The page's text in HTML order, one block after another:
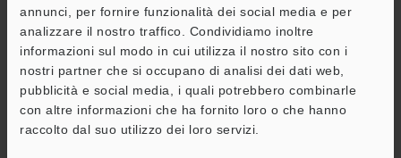
annunci, per fornire funzionalità dei social media e per
analizzare il nostro traffico. Condividiamo inoltre
informazioni sul modo in cui utilizza il nostro sito con i
nostri partner che si occupano di analisi dei dati web,
pubblicità e social media, i quali potrebbero combinarle
con altre informazioni che ha fornito loro o che hanno
raccolto dal suo utilizzo dei loro servizi.
Serie GL-V (Type 4) IO-Link Manuale di Istruzioni
PDF:609.6KB/Inglese
Download